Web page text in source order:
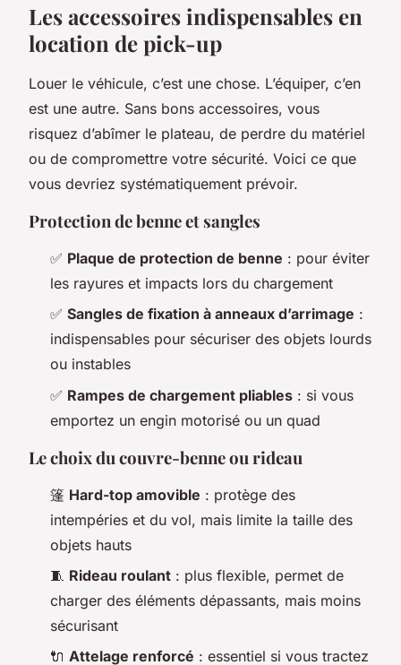
Les accessoires indispensables en
location de pick-up
Louer le véhicule, c’est une chose. L’équiper, c’en
est une autre. Sans bons accessoires, vous
risquez d’abîmer le plateau, de perdre du matériel
ou de compromettre votre sécurité. Voici ce que
vous devriez systématiquement prévoir.
Protection de benne et sangles
✅ Plaque de protection de benne : pour éviter
les rayures et impacts lors du chargement
✅ Sangles de fixation à anneaux d’arrimage :
indispensables pour sécuriser des objets lourds
ou instables
✅ Rampes de chargement pliables : si vous
emportez un engin motorisé ou un quad
Le choix du couvre-benne ou rideau
篷️ Hard-top amovible : protège des
intempéries et du vol, mais limite la taille des
objets hauts
🧵 Rideau roulant : plus flexible, permet de
charger des éléments dépassants, mais moins
sécurisant
🔌 Attelage renforcé : essentiel si vous tractez